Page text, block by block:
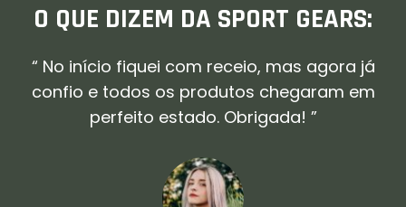
O QUE DIZEM DA SPORT GEARS:
“ No início fiquei com receio, mas agora já
confio e todos os produtos chegaram em
perfeito estado. Obrigada! ”